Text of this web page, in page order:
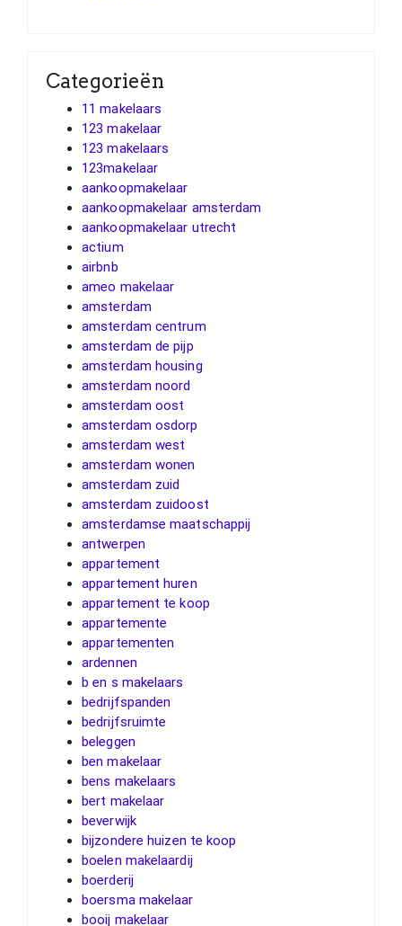
Categorieën
11 makelaars
123 makelaar
123 makelaars
123makelaar
aankoopmakelaar
aankoopmakelaar amsterdam
aankoopmakelaar utrecht
actium
airbnb
ameo makelaar
amsterdam
amsterdam centrum
amsterdam de pijp
amsterdam housing
amsterdam noord
amsterdam oost
amsterdam osdorp
amsterdam west
amsterdam wonen
amsterdam zuid
amsterdam zuidoost
amsterdamse maatschappij
antwerpen
appartement
appartement huren
appartement te koop
appartemente
appartementen
ardennen
b en s makelaars
bedrijfspanden
bedrijfsruimte
beleggen
ben makelaar
bens makelaars
bert makelaar
beverwijk
bijzondere huizen te koop
boelen makelaardij
boerderij
boersma makelaar
booij makelaar